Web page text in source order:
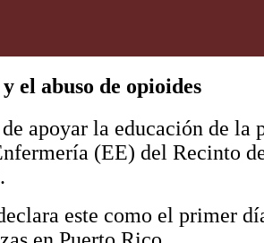
el abuso de opioides
apoyar la educación de
(EE) del Recinto
este como el primer